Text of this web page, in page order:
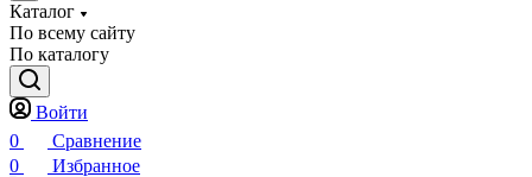
Каталог
По всему сайту
По каталогу
Войти
0
Сравнение
0
Избранное